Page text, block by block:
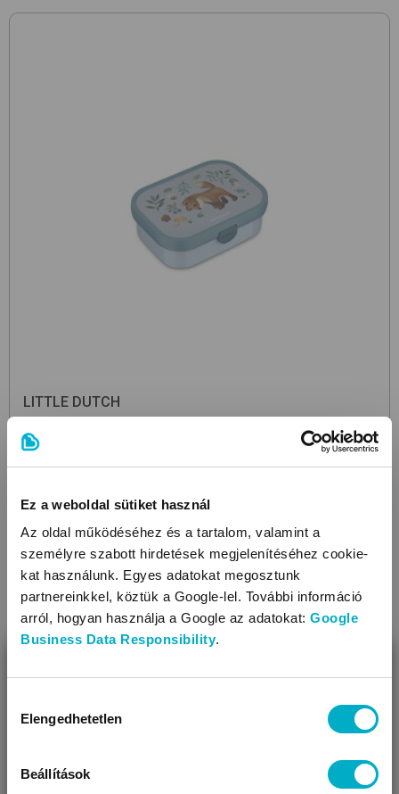
Ez a weboldal sütiket használ
Az oldal működéséhez és a tartalom, valamint a
személyre szabott hirdetések megjelenítéséhez cookie-
kat használunk. Egyes adatokat megosztunk
partnereinkkel, köztük a Google-lel. További információ
arról, hogyan használja a Google az adatokat: Google
Business Data Responsibility.
kiválasztása
Elengedhetetlen
Beállítások
LITTLE DUTCH
4 990
Még 1 színben
Úgy látjuk, most jársz nálunk először!